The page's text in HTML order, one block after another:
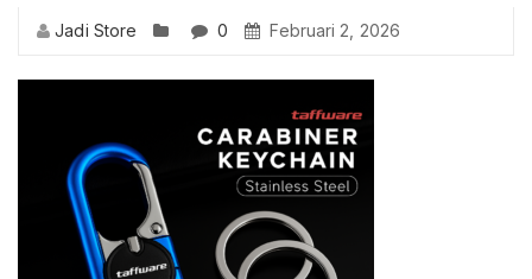
Jadi Store 0 Februari 2, 2026